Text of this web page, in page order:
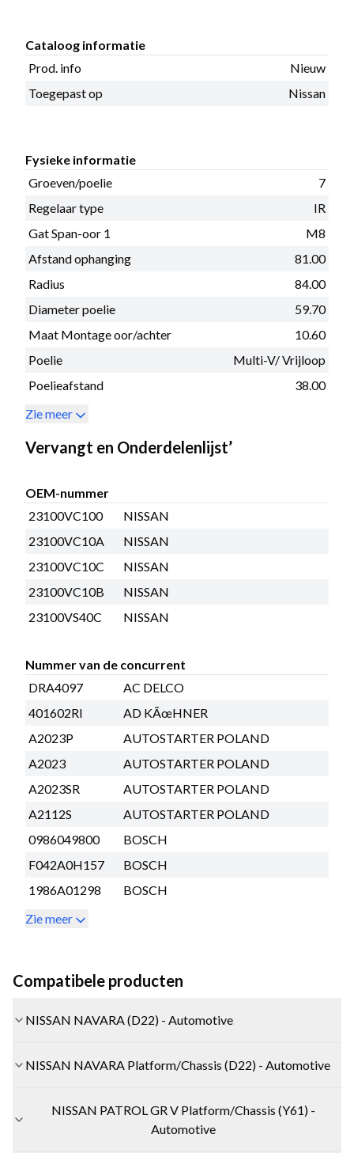
Cataloog informatie
Prod. info
Nieuw
Toegepast op
Nissan
Fysieke informatie
Groeven/poelie
7
Regelaar type
IR
Gat Span-oor 1
M8
Afstand ophanging
81.00
Radius
84.00
Diameter poelie
59.70
Maat Montage oor/achter
10.60
Poelie
Multi-V/ Vrijloop
Poelieafstand
38.00
Zie meer
Vervangt en Onderdelenlijst’
OEM-nummer
23100VC100
NISSAN
23100VC10A
NISSAN
23100VC10C
NISSAN
23100VC10B
NISSAN
23100VS40C
NISSAN
Nummer van de concurrent
DRA4097
AC DELCO
401602RI
AD KÃœHNER
A2023P
AUTOSTARTER POLAND
A2023
AUTOSTARTER POLAND
A2023SR
AUTOSTARTER POLAND
A2112S
AUTOSTARTER POLAND
0986049800
BOSCH
F042A0H157
BOSCH
1986A01298
BOSCH
Zie meer
Compatibele producten
NISSAN NAVARA (D22) - Automotive
NISSAN NAVARA Platform/Chassis (D22) - Automotive
NISSAN PATROL GR V Platform/Chassis (Y61) -
Automotive